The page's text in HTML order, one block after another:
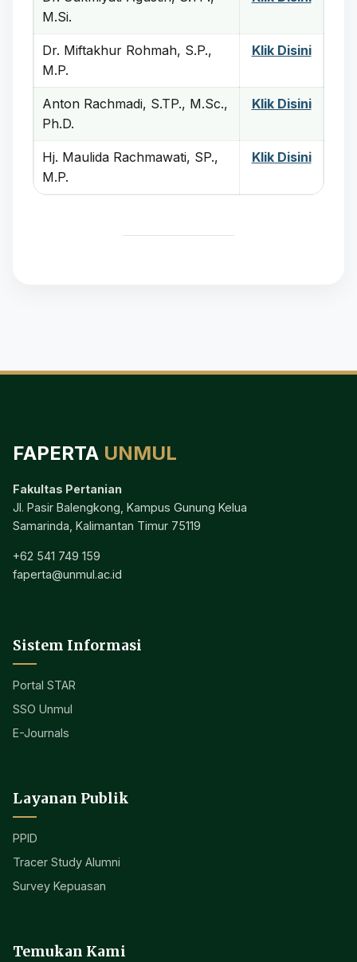
M.Si.
Dr. Miftakhur Rohmah, S.P.,
M.P.
Klik Disini
Anton Rachmadi, S.TP., M.Sc.,
Ph.D.
Klik Disini
Hj. Maulida Rachmawati, SP.,
M.P.
Klik Disini
FAPERTA UNMUL
Fakultas Pertanian
Jl. Pasir Balengkong, Kampus Gunung Kelua
Samarinda, Kalimantan Timur 75119
+62 541 749 159
faperta@unmul.ac.id
Sistem Informasi
Portal STAR
SSO Unmul
E-Journals
Layanan Publik
PPID
Tracer Study Alumni
Survey Kepuasan
Temukan Kami